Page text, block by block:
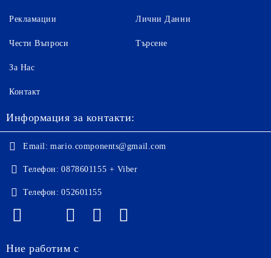
Рекламации
Чести Въпроси
Лични Данни
Търсене
За Нас
Контакт
Информация за контакти:
Email: mario.components@gmail.com
Телефон: 0878601155 + Viber
Телефон: 052601155
Ние работим с